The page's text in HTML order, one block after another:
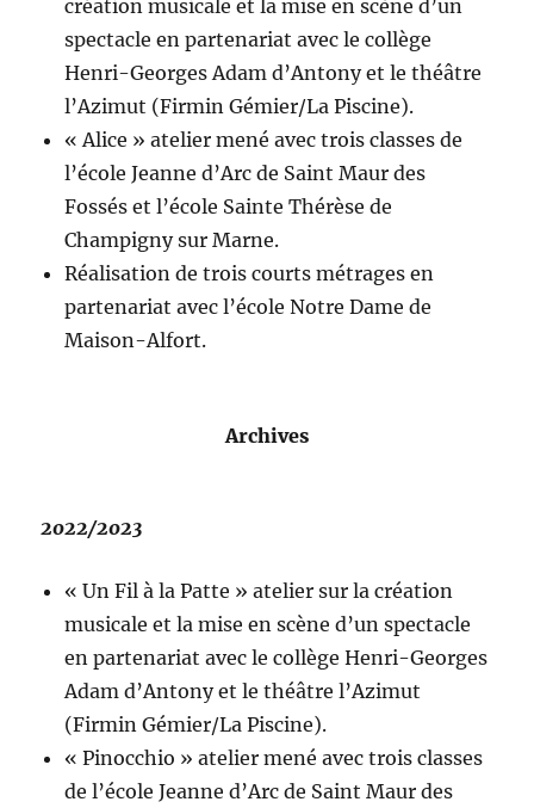
création musicale et la mise en scène d’un
spectacle en partenariat avec le collège
Henri-Georges Adam d’Antony et le théâtre
l’Azimut (Firmin Gémier/La Piscine).
« Alice » atelier mené avec trois classes de
l’école Jeanne d’Arc de Saint Maur des
Fossés et l’école Sainte Thérèse de
Champigny sur Marne.
Réalisation de trois courts métrages en
partenariat avec l’école Notre Dame de
Maison-Alfort.
Archives
2022/2023
« Un Fil à la Patte » atelier sur la création
musicale et la mise en scène d’un spectacle
en partenariat avec le collège Henri-Georges
Adam d’Antony et le théâtre l’Azimut
(Firmin Gémier/La Piscine).
« Pinocchio » atelier mené avec trois classes
de l’école Jeanne d’Arc de Saint Maur des